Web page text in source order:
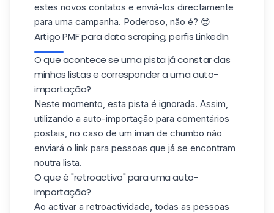
estes novos contatos e enviá-los directamente
para uma campanha. Poderoso, não é? 😎
Artigo PMF para data scraping, perfis LinkedIn
O que acontece se uma pista já constar das
minhas listas e corresponder a uma auto-
importação?
Neste momento, esta pista é ignorada. Assim,
utilizando a auto-importação para comentários
postais, no caso de um íman de chumbo não
enviará o link para pessoas que já se encontram
noutra lista.
O que é "retroactivo" para uma auto-
importação?
Ao activar a retroactividade, todas as pessoas